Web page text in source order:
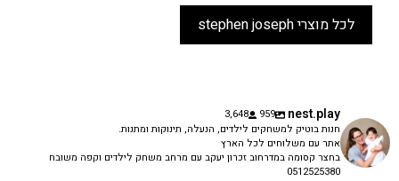
לכל מוצרי stephen joseph
nest.play
959
3,648
חנות בוטיק למשחקים לילדים, הנעלה, תינוקות ומתנות.
אתר עם משלוחים לכל הארץ
בחצר קסומה במדרחוב זכרון יעקב עם מרחב משחק לילדים וקפה משובח
0512525380